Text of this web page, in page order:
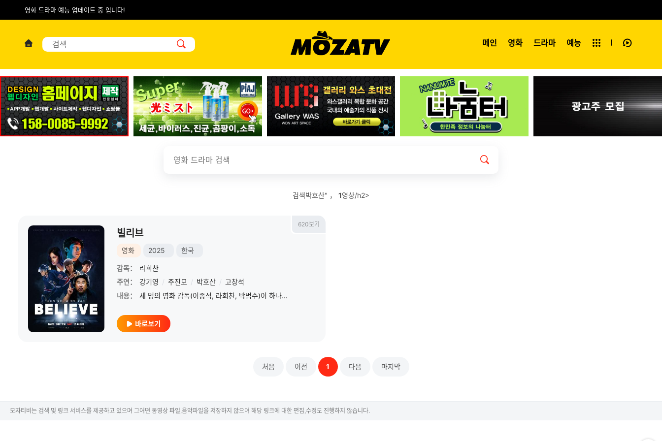
영화 드라마 예능 업데이트 중 입니다!
메인 영화 드라마 예능
전체보기
검색박호산" ， 1영상/h2>
620보기
빌리브
영화 2025 한국
감독：
라희찬
주연：
강기영 / 주진모 / 박호산 / 고창석
내용：
세 명의 영화 감독(이종석, 라희찬, 박범수)이 하나의 질문인 ‘믿음’에 대해서 각자의 시선으로 연출한 옴니버스 스낵무비 <빌리브>. 이종석 감독의 <아무도 없다&
바로보기
처음 이전 1 다음 마지막
모자티비는 검색 및 링크 서비스를 제공하고 있으며 그어떤 동영상 파일,음악파일을 저장하지 않으며 해당 링크에 대한 편집,수정도 진행하지 않습니다.